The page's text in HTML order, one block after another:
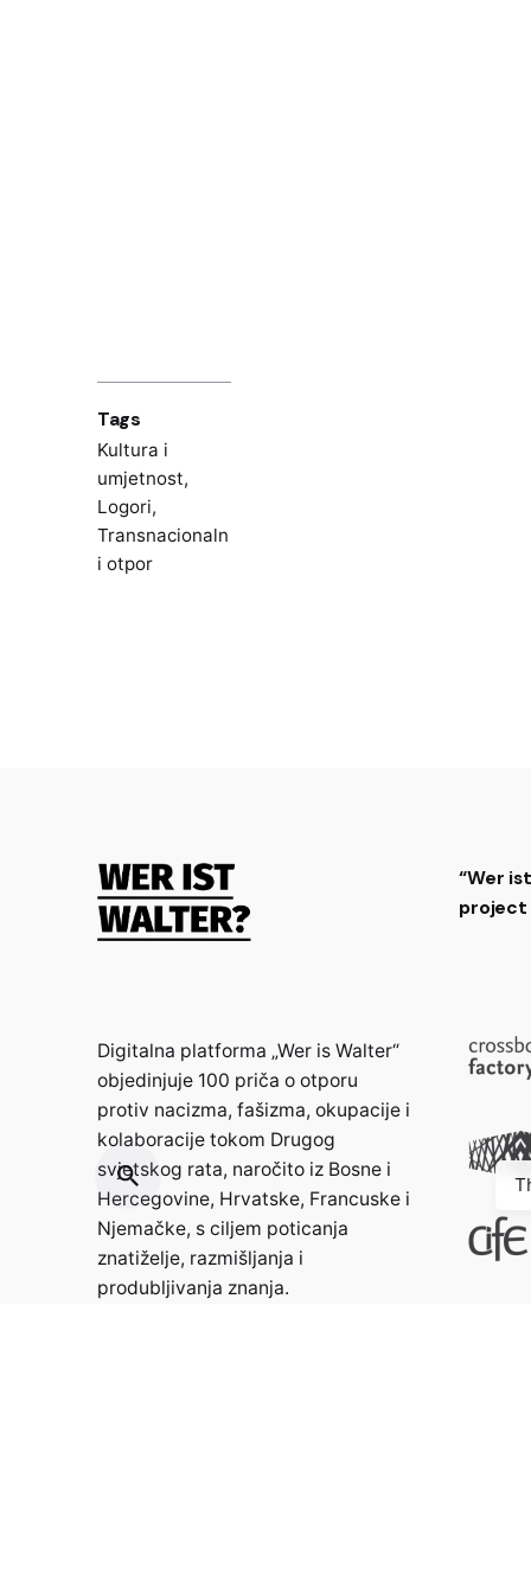
Tags
Kultura i
umjetnost,
Logori,
Transnacionaln
i otpor
Digitalna platforma „Wer is Walter“
objedinjuje 100 priča o otporu
protiv nacizma, fašizma, okupacije i
kolaboracije tokom Drugog
svjetskog rata, naročito iz Bosne i
Hercegovine, Hrvatske, Francuske i
Njemačke, s ciljem poticanja
znatiželje, razmišljanja i
produbljivanja znanja.
“Wer